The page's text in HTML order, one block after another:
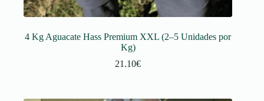
4 Kg Aguacate Hass Premium XXL (2–5 Unidades por
Kg)
21.10€